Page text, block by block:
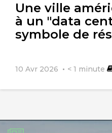
Une ville
à un "data
symbole de
10 Avr 2026 < 1 minute